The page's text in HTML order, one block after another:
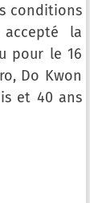
conditions
la
pour le 16
Do Kwon
et 40 ans